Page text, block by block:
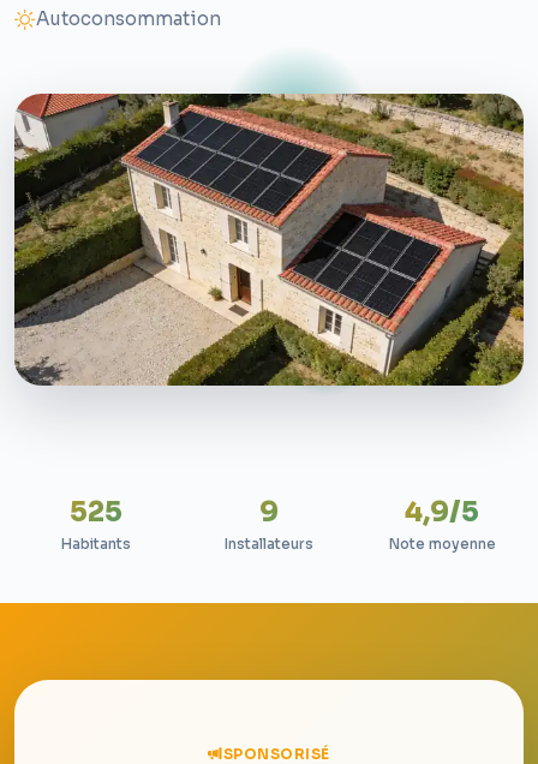
Autoconsommation
525
Habitants
9
Installateurs
4,9/5
Note moyenne
SPONSORISÉ